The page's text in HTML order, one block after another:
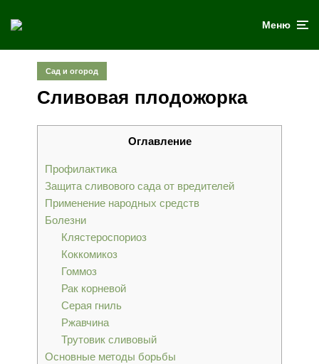
Меню
Сад и огород
Сливовая плодожорка
Оглавление
Профилактика
Защита сливового сада от вредителей
Применение народных средств
Болезни
Клястероспориоз
Коккомикоз
Гоммоз
Рак корневой
Серая гниль
Ржавчина
Трутовик сливовый
Основные методы борьбы